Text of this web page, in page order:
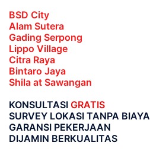
BSD City
Alam Sutera
Gading Serpong
Lippo Village
Citra Raya
Bintaro Jaya
Shila at Sawangan
KONSULTASI GRATIS
SURVEY LOKASI TANPA BIAYA
GARANSI PEKERJAAN
DIJAMIN BERKUALITAS